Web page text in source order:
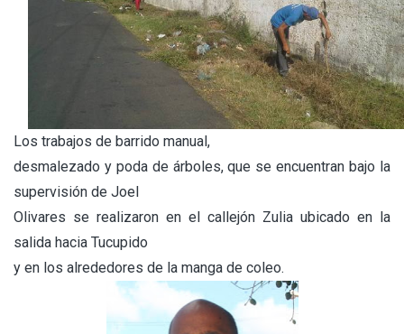
Los trabajos de barrido manual,
desmalezado y poda de árboles, que se encuentran bajo la
supervisión de Joel
Olivares se realizaron en el callejón Zulia ubicado en la
salida hacia Tucupido
y en los alrededores de la manga de coleo.